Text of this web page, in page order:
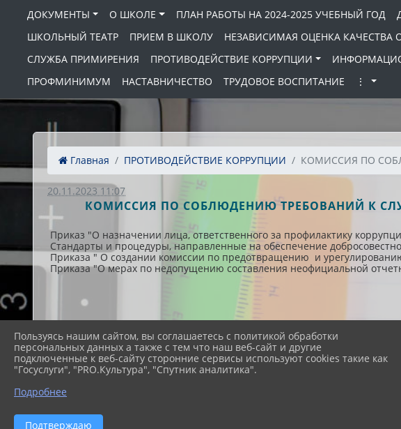
ДОКУМЕНТЫ
О ШКОЛЕ ПЛАН РАБОТЫ НА 2024-2025 УЧЕБНЫЙ ГОД
ШКОЛЬНЫЙ ТЕАТР
ПРИЕМ В ШКОЛУ НЕЗАВИСИМАЯ ОЦЕНКА КАЧЕСТВА
СЛУЖБА ПРИМИРЕНИЯ
ПРОТИВОДЕЙСТВИЕ КОРРУПЦИИ
ПРОФМИНИМУМ
НАСТАВНИЧЕСТВО ТРУДОВОЕ ВОСПИТАНИЕ ⋮
Главная ПРОТИВОДЕЙСТВИЕ КОРРУПЦИИ КОМИССИЯ ПО
20.11.2023 11:07
КОМИССИЯ ПО СОБЛЮДЕНИЮ ТРЕБОВАНИЙ К
Приказ "О назначении лица, ответственного за профилактику
Стандарты и процедуры, направленные на обеспечение
Приказа " О создании комиссии по предотвращению и
Приказа "О мерах по недопущению составления неофициальной
Пользуясь нашим сайтом, вы соглашаетесь с политикой обработки
персональных данных а также с тем что наш веб-сайт и другие
подключенные к веб-сайту сторонние сервисы используют cookies такие как
"Госуслуги", "PRO.Культура", "Спутник аналитика".
Подробнее
Подтверждаю